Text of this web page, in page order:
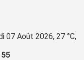
07 Août 2026, 27 °C,
55